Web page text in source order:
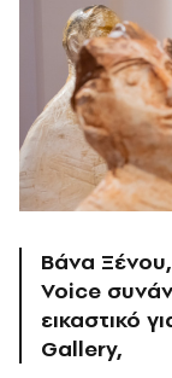
Βάνα
Voice
εικαστικό
Gallery,